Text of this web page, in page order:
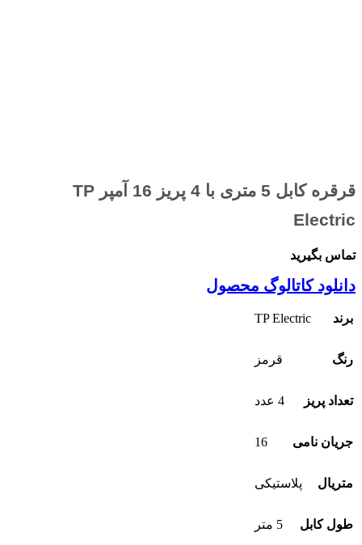
قرقره کابل 5 متری با 4 پریز 16 آمپر TP
Electric
تماس بگیرید
دانلود کاتالوگ محصول
برند TP Electric
رنگ قرمز
تعداد پریز 4 عدد
جریان نامی 16
متریال پلاستیکی
طول کابل 5 متر